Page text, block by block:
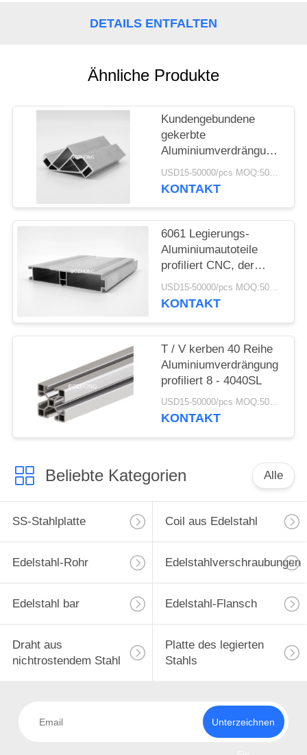
FORDERNDETAILS ENTFALTEN
Ähnliche Produkte
Kundengebundene
gekerbte
Aluminiumverdrängung
profiliert 8 - 4040R für
Struktur-Rahmen
USD15-50000/pcs MOQ:500kg
KONTAKT
6061 Legierungs-
Aluminiumautoteile
profiliert CNC, der
hohe Präzision
maschinell bearbeitet
USD15-50000/pcs MOQ:500kg
KONTAKT
T / V kerben 40 Reihe
Aluminiumverdrängung
profiliert 8 - 4040SL
USD15-50000/pcs MOQ:500kg
KONTAKT
Beliebte Kategorien Alle
SS-Stahlplatte Coil aus Edelstahl
Edelstahl-Rohr Edelstahlverschraubungen
Edelstahl bar Edelstahl-Flansch
Draht aus
nichtrostendem Stahl
Platte des legierten
Stahls
Unterzeichnen